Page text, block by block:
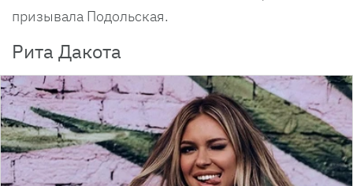
призывала Подольская.
Рита Дакота